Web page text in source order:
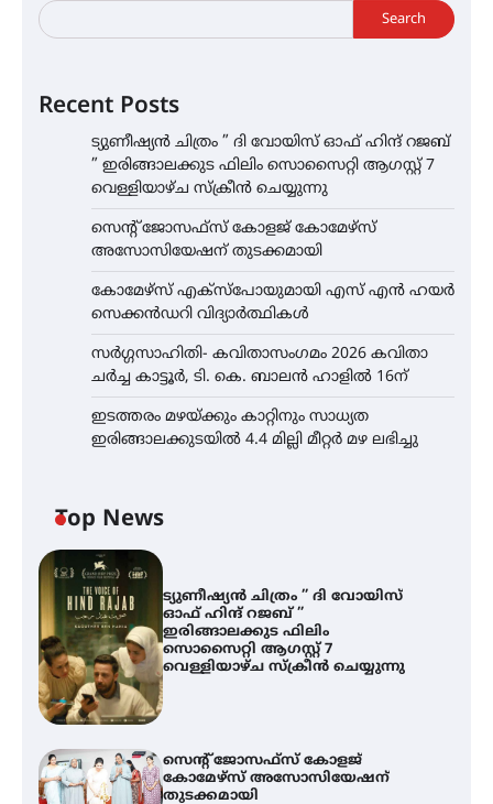
Search
Recent Posts
ട്യുണീഷ്യൻ ചിത്രം ” ദി വോയിസ് ഓഫ് ഹിന്ദ് റജബ്
” ഇരിങ്ങാലക്കുട ഫിലിം സൊസൈറ്റി ആഗസ്റ്റ് 7
വെള്ളിയാഴ്ച സ്‌ക്രീൻ ചെയ്യുന്നു
സെന്റ് ജോസഫ്സ് കോളജ് കോമേഴ്‌സ്
അസോസിയേഷന് തുടക്കമായി
കോമേഴ്സ് എക്സ്പോയുമായി എസ് എൻ ഹയർ
സെക്കൻഡറി വിദ്യാർത്ഥികൾ
സർഗ്ഗസാഹിതി- കവിതാസംഗമം 2026 കവിതാ
ചർച്ച കാട്ടൂർ, ടി. കെ. ബാലൻ ഹാളിൽ 16ന്
ഇടത്തരം മഴയ്ക്കും കാറ്റിനും സാധ്യത
ഇരിങ്ങാലക്കുടയിൽ 4.4 മില്ലി മീറ്റർ മഴ ലഭിച്ചു
Top News
ട്യുണീഷ്യൻ ചിത്രം ” ദി വോയിസ്
ഓഫ് ഹിന്ദ് റജബ് ”
ഇരിങ്ങാലക്കുട ഫിലിം
സൊസൈറ്റി ആഗസ്റ്റ് 7
വെള്ളിയാഴ്ച സ്‌ക്രീൻ ചെയ്യുന്നു
സെന്റ് ജോസഫ്സ് കോളജ്
കോമേഴ്‌സ് അസോസിയേഷന്
തുടക്കമായി